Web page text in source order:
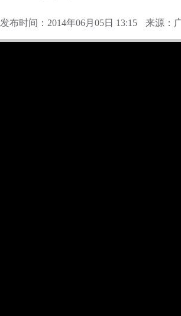
发布时间：2014年06月05日 13:15 来源：